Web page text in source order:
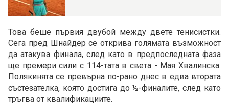
Това беше първия двубой между двете тенисистки.
Сега пред Шнайдер се открива голямата възможност
да атакува финала, след като в предпоследната фаза
ще премери сили с 114-тата в света - Мая Хвалинска.
Полякинята се превърна по-рано днес в едва втората
състезателка, която достига до ½-финалите, след като
тръгва от квалификациите.